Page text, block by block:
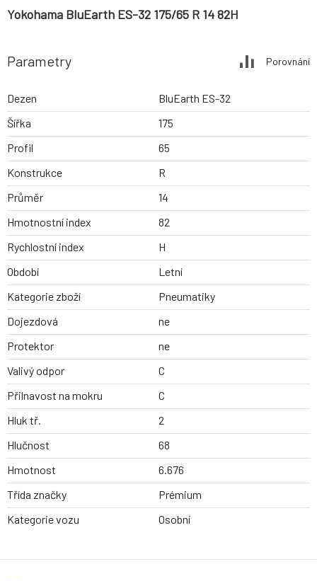
Yokohama BluEarth ES-32 175/65 R 14 82H
Parametry Porovnání
Dezen
BluEarth ES-32
Šířka
175
Profil
65
Konstrukce
R
Průměr
14
Hmotnostní index
82
Rychlostní index
H
Období
Letní
Kategorie zboží
Pneumatiky
Dojezdová
ne
Protektor
ne
Valivý odpor
C
Přilnavost na mokru
C
Hluk tř.
2
Hlučnost
68
Hmotnost
6.676
Třída značky
Prémium
Kategorie vozu
Osobní